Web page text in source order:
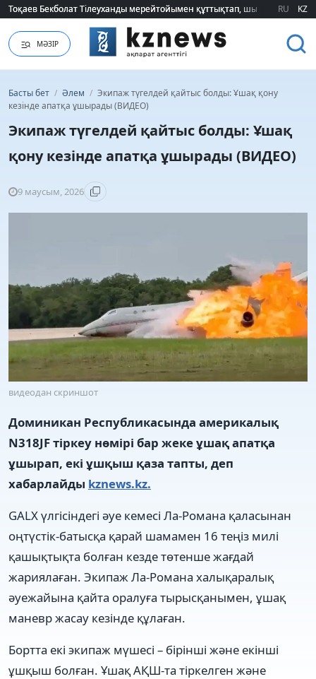
Тоқаев Бекболат Тілеуханды мерейтойымен құттықтап, шығармашылық
Тоқаев Бекболат Тілеуханды мерейтойымен құттықтап, шығармашылық
RU KZ
МӘЗІР
Басты бет / Әлем / Экипаж түгелдей қайтыс болды: Ұшақ қону
кезінде апатқа ұшырады (ВИДЕО)
Экипаж түгелдей қайтыс болды: Ұшақ
қону кезінде апатқа ұшырады (ВИДЕО)
9 маусым, 2026
видеодан скриншот
Доминикан Республикасында америкалық
N318JF тіркеу нөмірі бар жеке ұшақ апатқа
ұшырап, екі ұшқыш қаза тапты, деп
хабарлайды kznews.kz.
GALX үлгісіндегі әуе кемесі Ла-Романа қаласынан
оңтүстік-батысқа қарай шамамен 16 теңіз милі
қашықтықта болған кезде төтенше жағдай
жариялаған. Экипаж Ла-Романа халықаралық
әуежайына қайта оралуға тырысқанымен, ұшақ
маневр жасау кезінде құлаған.
Бортта екі экипаж мүшесі – бірінші және екінші
ұшқыш болған. Ұшақ АҚШ-та тіркелген және